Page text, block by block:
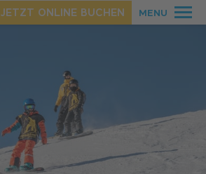
JETZT ONLINE BUCHEN MENU